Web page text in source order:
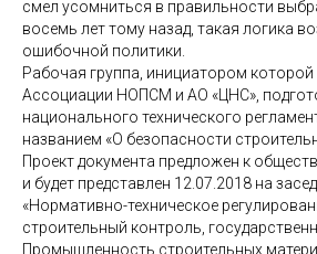
смел усомниться в правильности
восемь лет тому назад, такая логика
ошибочной политики.
Рабочая группа, инициатором которой
Ассоциации НОПСМ и АО «ЦНС»,
национального технического
названием «О безопасности
Проект документа предложен к
и будет представлен 12.07.2018 на
«Нормативно-техническое
строительный контроль,
Промышленность строительных